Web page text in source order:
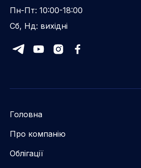
Пн-Пт: 10:00-18:00
Сб, Нд: вихідні
Головна
Про компанію
Облігації